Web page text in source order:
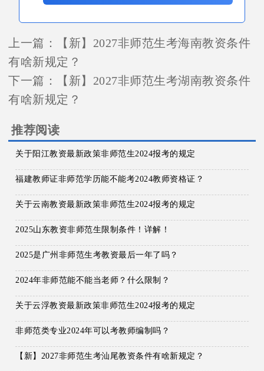
上一篇：
【新】2027非师范生考海南教资条件
有啥新规定？
下一篇：
【新】2027非师范生考湖南教资条件
有啥新规定？
推荐阅读
关于阳江教资最新政策非师范生2024报考的规定
福建教师证非师范学历能不能考2024教师资格证？
关于云南教资最新政策非师范生2024报考的规定
2025山东教资非师范生限制条件！详解！
2025是广州非师范生考教资最后一年了吗？
2024年非师范能不能当老师？什么限制？
关于云浮教资最新政策非师范生2024报考的规定
非师范类专业2024年可以考教师编制吗？
【新】2027非师范生考汕尾教资条件有啥新规定？